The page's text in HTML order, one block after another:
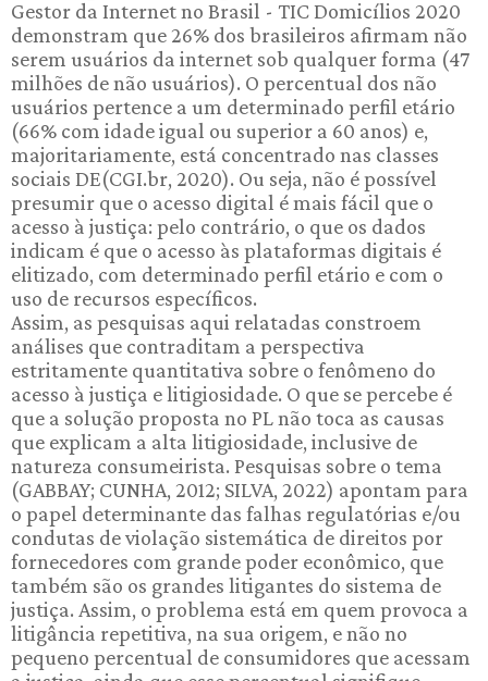
Gestor da Internet no Brasil - TIC Domicílios 2020
demonstram que 26% dos brasileiros afirmam não
serem usuários da internet sob qualquer forma (47
milhões de não usuários). O percentual dos não
usuários pertence a um determinado perfil etário
(66% com idade igual ou superior a 60 anos) e,
majoritariamente, está concentrado nas classes
sociais DE(CGI.br, 2020). Ou seja, não é possível
presumir que o acesso digital é mais fácil que o
acesso à justiça: pelo contrário, o que os dados
indicam é que o acesso às plataformas digitais é
elitizado, com determinado perfil etário e com o
uso de recursos específicos.
Assim, as pesquisas aqui relatadas constroem
análises que contraditam a perspectiva
estritamente quantitativa sobre o fenômeno do
acesso à justiça e litigiosidade. O que se percebe é
que a solução proposta no PL não toca as causas
que explicam a alta litigiosidade, inclusive de
natureza consumeirista. Pesquisas sobre o tema
(GABBAY; CUNHA, 2012; SILVA, 2022) apontam para
o papel determinante das falhas regulatórias e/ou
condutas de violação sistemática de direitos por
fornecedores com grande poder econômico, que
também são os grandes litigantes do sistema de
justiça. Assim, o problema está em quem provoca a
litigância repetitiva, na sua origem, e não no
pequeno percentual de consumidores que acessam